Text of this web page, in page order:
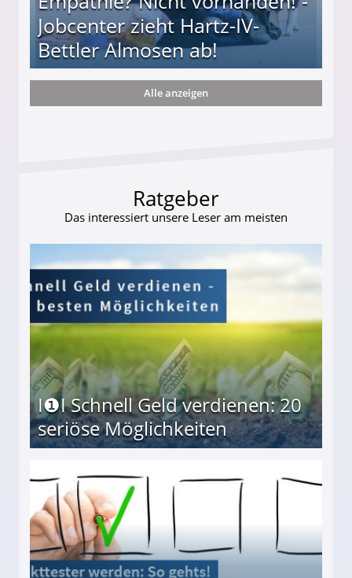
Jobcenter zieht Hartz-IV-
Bettler Almosen ab!
Hartz-IV-Bettler Almosen ab!
Alle anzeigen
Ratgeber
Das interessiert unsere Leser am meisten
I❶I Schnell Geld verdienen: 20
seriöse Möglichkeiten